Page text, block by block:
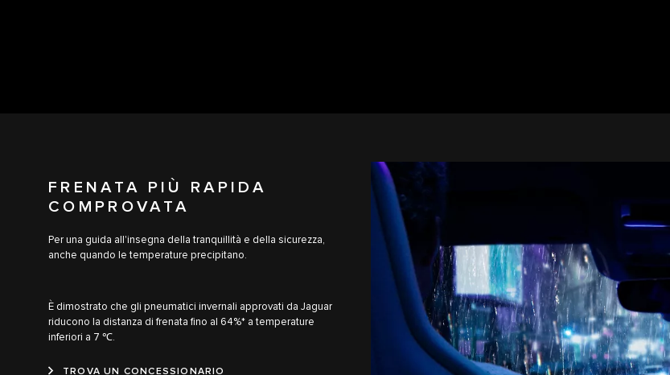
FRENATA PIÙ RAPIDA
COMPROVATA
Per una guida all'insegna della tranquillità e della sicurezza,
anche quando le temperature precipitano.
È dimostrato che gli pneumatici invernali approvati da Jaguar
riducono la distanza di frenata fino al 64%* a temperature
inferiori a 7 ℃.
TROVA UN CONCESSIONARIO